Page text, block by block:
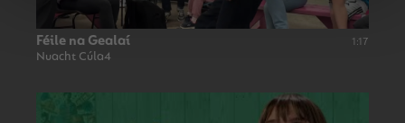
Féile na Gealaí
Nuacht Cúla4
1:17